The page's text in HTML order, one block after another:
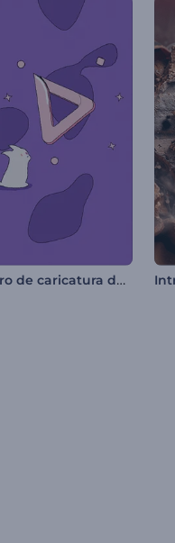
Intro de caricatura de gatito